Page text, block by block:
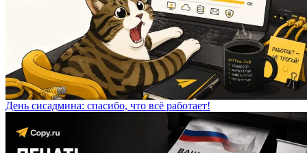
День сисадмина: спасибо, что всё работает!